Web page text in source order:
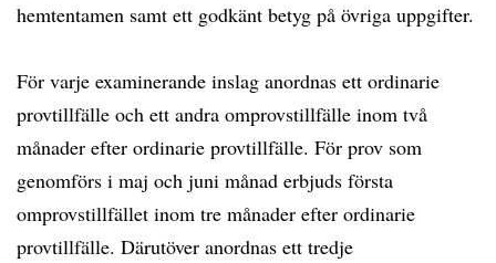
hemtentamen samt ett godkänt betyg på övriga uppgifter.
För varje examinerande inslag anordnas ett ordinarie
provtillfälle och ett andra omprovstillfälle inom två
månader efter ordinarie provtillfälle. För prov som
genomförs i maj och juni månad erbjuds första
omprovstillfället inom tre månader efter ordinarie
provtillfälle. Därutöver anordnas ett tredje